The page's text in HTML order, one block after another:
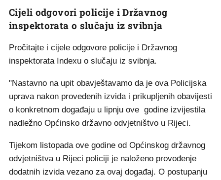
Cijeli odgovori policije i Državnog
inspektorata o slučaju iz svibnja
Pročitajte i cijele odgovore policije i Državnog
inspektorata Indexu o slučaju iz svibnja.
"Nastavno na upit obavještavamo da je ova Policijska
uprava nakon provedenih izvida i prikupljenih obavijesti
o konkretnom događaju u lipnju ove godine izvijestila
nadležno Općinsko državno odvjetništvo u Rijeci.
Tijekom listopada ove godine od Općinskog državnog
odvjetništva u Rijeci policiji je naloženo provođenje
dodatnih izvida vezano za ovaj događaj. O postupanju